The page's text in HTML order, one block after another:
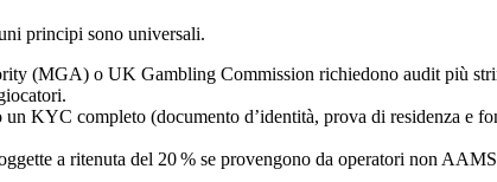
principi sono universali.
(MGA) o UK Gambling Commission richiedono audit più
KYC completo (documento d’identità, prova di residenza e
a ritenuta del 20 % se provengono da operatori non